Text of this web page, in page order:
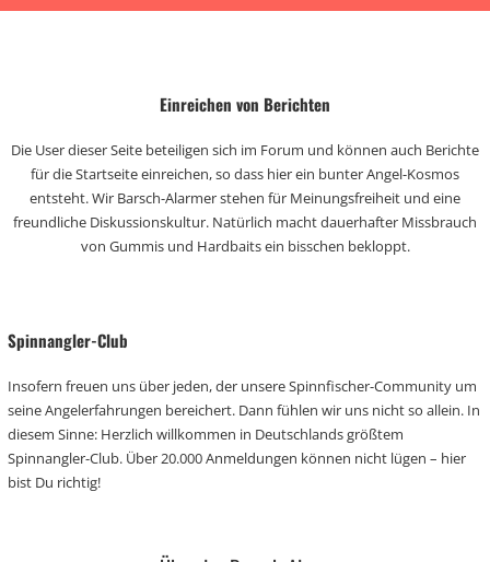
Einreichen von Berichten
Die User dieser Seite beteiligen sich im Forum und können auch Berichte
für die Startseite einreichen, so dass hier ein bunter Angel-Kosmos
entsteht. Wir Barsch-Alarmer stehen für Meinungsfreiheit und eine
freundliche Diskussionskultur. Natürlich macht dauerhafter Missbrauch
von Gummis und Hardbaits ein bisschen bekloppt.
Spinnangler-Club
Insofern freuen uns über jeden, der unsere Spinnfischer-Community um
seine Angelerfahrungen bereichert. Dann fühlen wir uns nicht so allein. In
diesem Sinne: Herzlich willkommen in Deutschlands größtem
Spinnangler-Club. Über 20.000 Anmeldungen können nicht lügen – hier
bist Du richtig!